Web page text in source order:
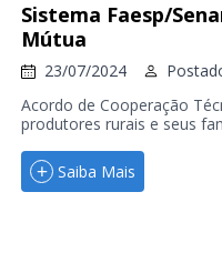
Sistema Faesp/
Mútua
23/07/2024
Acordo de Cooperação
produtores rurais e seus
Saiba Mais